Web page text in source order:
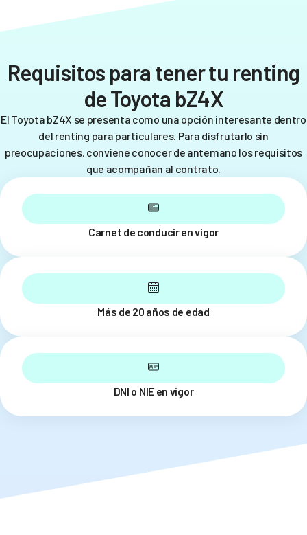
Requisitos para tener tu renting
de Toyota bZ4X
El Toyota bZ4X se presenta como una opción interesante dentro
del renting para particulares. Para disfrutarlo sin
preocupaciones, conviene conocer de antemano los requisitos
que acompañan al contrato.
Carnet de conducir en vigor
Más de 20 años de edad
DNI o NIE en vigor